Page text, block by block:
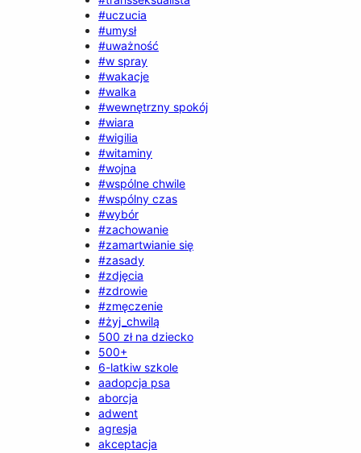
#uczucia
#umysł
#uważność
#w spray
#wakacje
#walka
#wewnętrzny spokój
#wiara
#wigilia
#witaminy
#wojna
#wspólne chwile
#wspólny czas
#wybór
#zachowanie
#zamartwianie się
#zasady
#zdjęcia
#zdrowie
#zmęczenie
#żyj_chwilą
500 zł na dziecko
500+
6-latkiw szkole
aadopcja psa
aborcja
adwent
agresja
akceptacja